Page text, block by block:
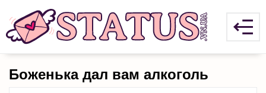
Боженька дал вам алкоголь